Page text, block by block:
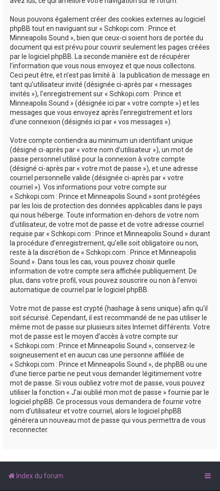
Nous pouvons également créer des cookies externes au logiciel
phpBB tout en naviguant sur « Schkopi.com : Prince et
Minneapolis Sound », bien que ceux-ci soient hors de portée du
document qui est prévu pour couvrir seulement les pages créées
par le logiciel phpBB. La seconde manière est de récupérer
l’information que vous nous envoyez et que nous collectons.
Ceci peut être, et n’est pas limité à : la publication de message en
tant qu’utilisateur invité (désignée ci-après par « messages
invités »), l’enregistrement sur « Schkopi.com : Prince et
Minneapolis Sound » (désignée ici par « votre compte ») et les
messages que vous envoyez après l’enregistrement et lors
d’une connexion (désignés ici par « vos messages »).
Votre compte contiendra au minimum un identifiant unique
(désigné ci-après par « votre nom d’utilisateur »), un mot de
passe personnel utilisé pour la connexion à votre compte
(désigné ci-après par « votre mot de passe »), et une adresse
courriel personnelle valide (désignée ci-après par « votre
courriel »). Vos informations pour votre compte sur
« Schkopi.com : Prince et Minneapolis Sound » sont protégées
par les lois de protection des données applicables dans le pays
qui nous héberge. Toute information en-dehors de votre nom
d’utilisateur, de votre mot de passe et de votre adresse courriel
requise par « Schkopi.com : Prince et Minneapolis Sound » durant
la procédure d’enregistrement, qu’elle soit obligatoire ou non,
reste à la discrétion de « Schkopi.com : Prince et Minneapolis
Sound ». Dans tous les cas, vous pouvez choisir quelle
information de votre compte sera affichée publiquement. De
plus, dans votre profil, vous pouvez souscrire ou non à l’envoi
automatique de courriel par le logiciel phpBB.
Votre mot de passe est crypté (hashage à sens unique) afin qu’il
soit sécurisé. Cependant, il est recommandé de ne pas utiliser le
même mot de passe sur plusieurs sites Internet différents. Votre
mot de passe est le moyen d’accès à votre compte sur
« Schkopi.com : Prince et Minneapolis Sound », conservez-le
soigneusement et en aucun cas une personne affiliée de
« Schkopi.com : Prince et Minneapolis Sound », de phpBB ou une
d’une tierce partie ne peut vous demander légitimement votre
mot de passe. Si vous oubliez votre mot de passe, vous pouvez
utiliser la fonction « J’ai oublié mon mot de passe » fournie par le
logiciel phpBB. Ce processus vous demandera de fournir votre
nom d’utilisateur et votre courriel, alors le logiciel phpBB
générera un nouveau mot de passe qui vous permettra de vous
reconnecter.
Index du forum